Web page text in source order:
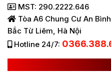
MST: 290.2222.646
Tòa A6 Chung Cư An
Bắc Từ Liêm, Hà Nội
Hotline 24/7: